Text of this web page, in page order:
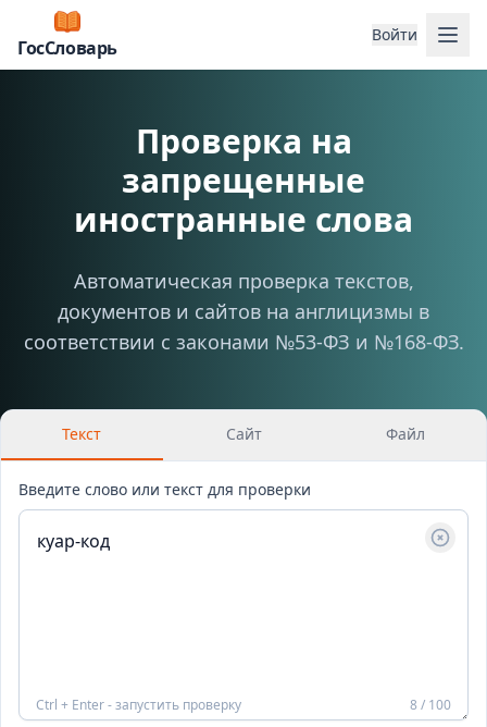
ГосСловарь
Войти
Проверка на
запрещенные
иностранные слова
Автоматическая проверка текстов,
документов и сайтов на англицизмы в
соответствии с законами №53-ФЗ и №168-ФЗ.
Текст Сайт Файл
Введите слово или текст для проверки
Ctrl + Enter - запустить проверку 8 / 100